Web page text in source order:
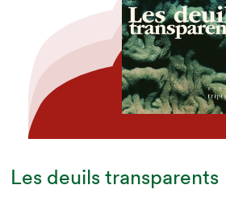
Les deuils transparents